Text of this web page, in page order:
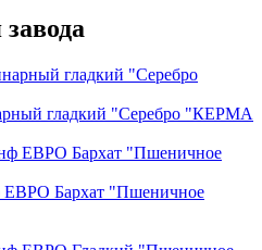
гладкий "Серебро "КЕРМА
ЕВРО Бархат "Пшеничное